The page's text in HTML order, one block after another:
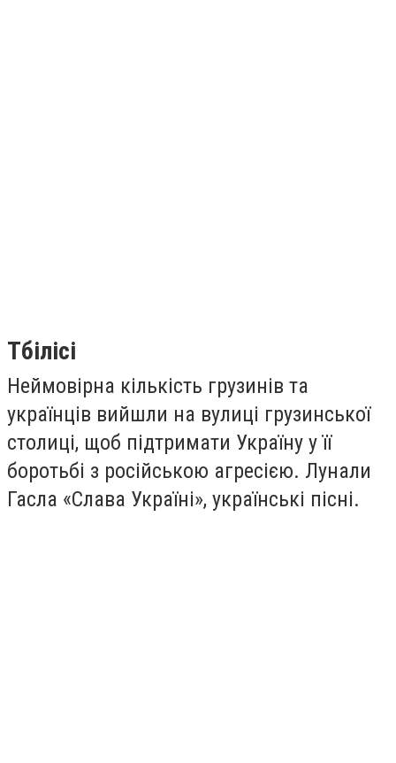
Тбілісі
Неймовірна кількість грузинів та
українців вийшли на вулиці грузинської
столиці, щоб підтримати Україну у її
боротьбі з російською агресією. Лунали
Гасла «Слава Україні», українські пісні.